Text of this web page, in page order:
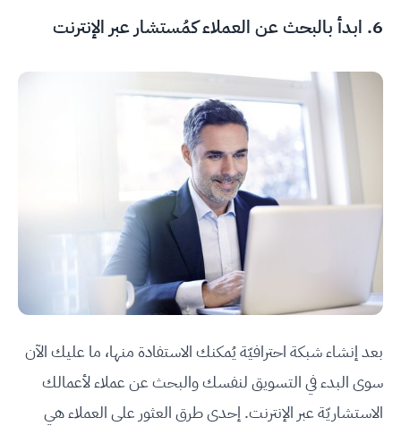
6. ابدأ بالبحث عن العملاء كمُستشار عبر الإنترنت
بعد إنشاء شبكة احترافيّة يُمكنك الاستفادة منها، ما عليك الآن
سوى البدء في التسويق لنفسك والبحث عن عملاء لأعمالك
الاستشاريّة عبر الإنترنت. إحدى طرق العثور على العملاء هي